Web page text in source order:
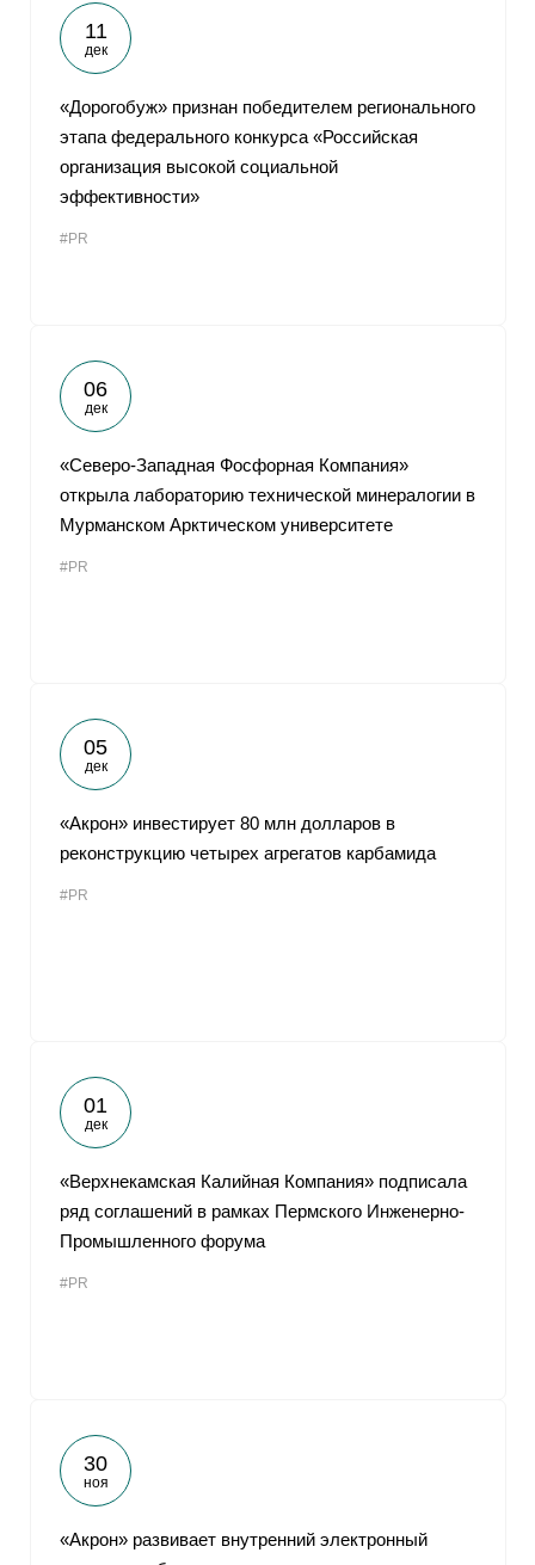
11
дек
«Дорогобуж» признан победителем регионального
этапа федерального конкурса «Российская
организация высокой социальной
эффективности»
#PR
06
дек
«Северо-Западная Фосфорная Компания»
открыла лабораторию технической минералогии в
Мурманском Арктическом университете
#PR
05
дек
«Акрон» инвестирует 80 млн долларов в
реконструкцию четырех агрегатов карбамида
#PR
01
дек
«Верхнекамская Калийная Компания» подписала
ряд соглашений в рамках Пермского Инженерно-
Промышленного форума
#PR
30
ноя
«Акрон» развивает внутренний электронный